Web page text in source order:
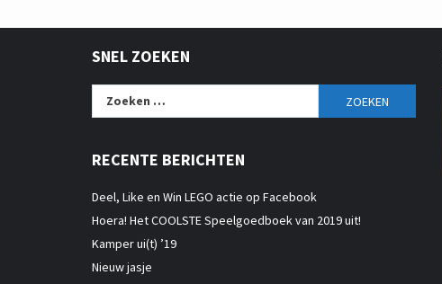
SNEL ZOEKEN
Zoeken
RECENTE BERICHTEN
Deel, Like en Win LEGO actie op Facebook
Hoera! Het COOLSTE Speelgoedboek van 2019 uit!
Kamper ui(t) ’19
Nieuw jasje